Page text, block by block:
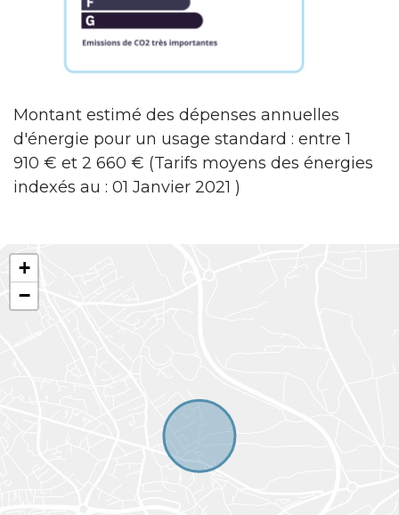
Montant estimé des dépenses annuelles
d'énergie pour un usage standard : entre 1
910 € et 2 660 € (Tarifs moyens des énergies
indexés au : 01 Janvier 2021 )
+
−